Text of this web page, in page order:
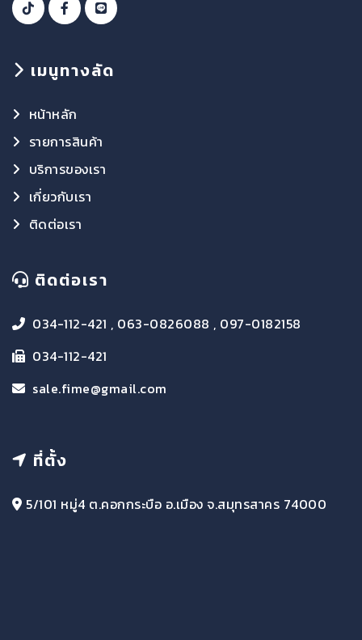
เมนูทางลัด
หน้าหลัก
รายการสินค้า
บริการของเรา
เกี่ยวกับเรา
ติดต่อเรา
ติดต่อเรา
034-112-421 , 063-0826088 , 097-0182158
034-112-421
sale.fime@gmail.com
ที่ตั้ง
5/101 หมู่4 ต.คอกกระบือ อ.เมือง จ.สมุทรสาคร 74000